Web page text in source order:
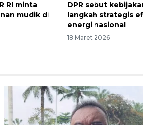
RI minta
mudik di
DPR sebut
langkah strategis
energi nasional
18 Maret 2026